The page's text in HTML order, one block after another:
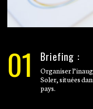
01 Briefing :
Organiser
Soler, situées
pays.